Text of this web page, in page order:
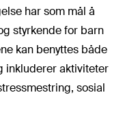
har som mål å
styrkende for barn
kan benyttes både
inkluderer aktiviteter
sosial